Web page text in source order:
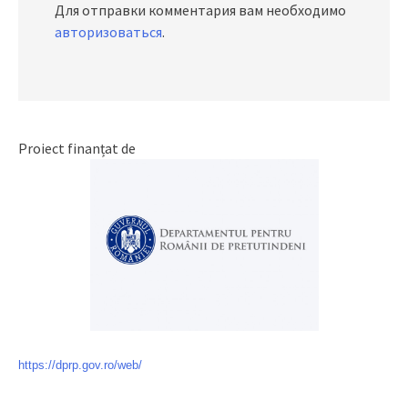
Для отправки комментария вам необходимо
авторизоваться.
Proiect finanțat de
https://dprp.gov.ro/web/